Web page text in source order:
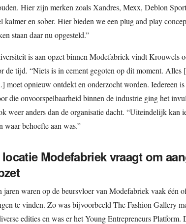
Hier zijn merken zoals Xandres, Mexx, Deblon
kalmer en sober. Hier bieden we een plug and play
staan daar nu opgesteld.”
is aan opzet binnen Modefabriek vindt Krouwels
de tijd. “Niets is in cement gegoten op dit moment. Alles
moet opnieuw ontdekt en onderzocht worden. Iedereen
die onvoorspelbaarheid binnen de industrie ging het
weer anders dan de organisatie dacht. “Uiteindelijk kan
waar behoefte aan was.”
Modefabriek vraagt om
jaren waren op de beursvloer van Modefabriek vaak één
te vinden. Zo was bijvoorbeeld The Fashion Gallery
edities en was er het Young Entrepreneurs Platform.